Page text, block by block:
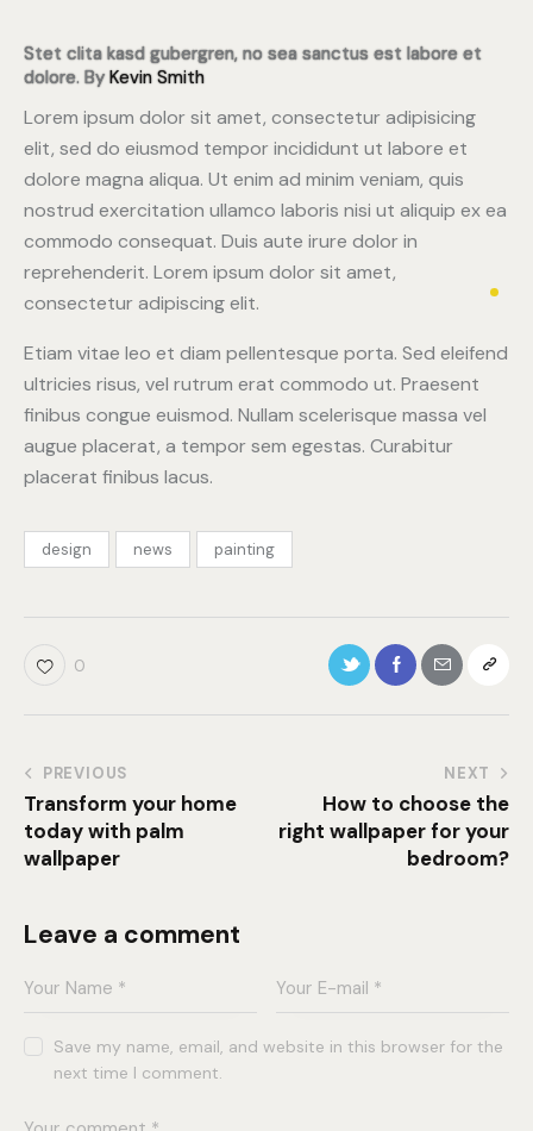
Stet clita kasd gubergren, no sea sanctus est labore et
dolore. ByKevin Smith
Lorem ipsum dolor sit amet, consectetur adipisicing
elit, sed do eiusmod tempor incididunt ut labore et
dolore magna aliqua. Ut enim ad minim veniam, quis
nostrud exercitation ullamco laboris nisi ut aliquip ex ea
commodo consequat. Duis aute irure dolor in
reprehenderit. Lorem ipsum dolor sit amet,
consectetur adipiscing elit.
Etiam vitae leo et diam pellentesque porta. Sed eleifend
ultricies risus, vel rutrum erat commodo ut. Praesent
finibus congue euismod. Nullam scelerisque massa vel
augue placerat, a tempor sem egestas. Curabitur
placerat finibus lacus.
design news painting
0
PREVIOUS
Transform your home
today with palm
wallpaper
NEXT
How to choose the
right wallpaper for your
bedroom?
Leave a comment
Save my name, email, and website in this browser for the
next time I comment.